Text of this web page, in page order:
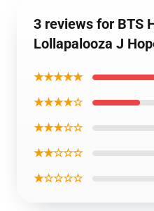
3 reviews for BTS
Lollapalooza J
★★★★★
★★★★☆
★★★☆☆
★★☆☆☆
★☆☆☆☆